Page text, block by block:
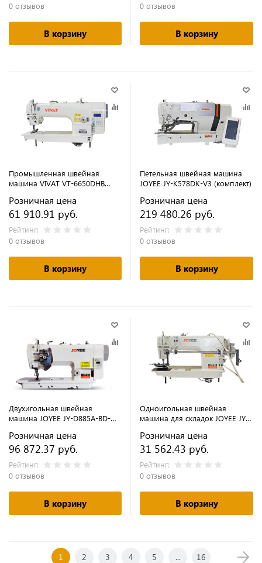
0 отзывов
В корзину
0 отзывов
В корзину
Промышленная швейная
машина VIVAT VT-6650DHB
Розничная цена
61 910.91 руб.
Рейтинг:
0 отзывов
В корзину
Петельная швейная машина
JOYEE JY-K578DK-V3 (комплект)
Розничная цена
219 480.26 руб.
Рейтинг:
0 отзывов
В корзину
Двухигольная швейная
машина JOYEE JY-D885A-BD-
(комплект)
Розничная цена
96 872.37 руб.
Рейтинг:
0 отзывов
В корзину
Одноигольная швейная
машина для складок JOYEE JY-
Розничная цена
31 562.43 руб.
Рейтинг:
0 отзывов
В корзину
1 2 3 4 5 ... 16